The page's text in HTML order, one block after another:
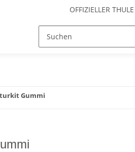
OFFIZIELLER
Gummi